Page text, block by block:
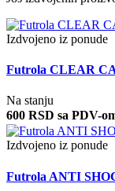
Izdvojeno iz ponude
Futrola CLEAR
Na stanju
600 RSD sa PDV-
Izdvojeno iz ponude
Futrola ANTI